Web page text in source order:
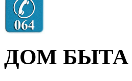
ДОМ БЫТА